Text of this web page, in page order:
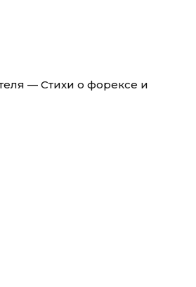
— Стихи о форексе и